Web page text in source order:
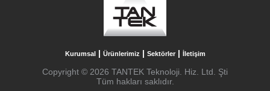
Kurumsal| Ürünlerimiz | Sektörler| İletişim
Copyright © 2026 TANTEK Teknoloji. Hiz. Ltd. Şti
Tüm hakları saklıdır.